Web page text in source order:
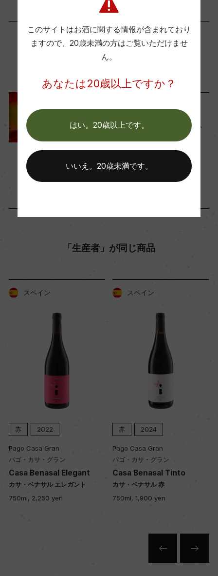
(2021)「ジャンシス・ロビンソン 2024」 17点
Wine Advocate 獲得点
国内ワイン専門誌評価歴
Wine Spectator 得点
醗酵：ステンレスタンク、25%全房醗酵、ステン
レスタンクにてマロラクティック醗酵
L、新樽比率25%)、瓶熟12カ月
年間生産量
6000
樹齢
50年
土壌
粘土質
この商品に関連する記事
『スペインワイン』まるわか
り。歴史と州ごとの特徴
2024年5月14日
ワイン
「生産者」が同じ商品
スペイン
赤 2022
Pago Casa Gran
パゴ・カサ・グラン
Casa Benasal Elegant
カサ・ベナサル エレガント
750ml, 2,250 yen
スペイン
赤 2024
Pago Casa Gran
パゴ・カサ・グラン
Casa Benasal Tinto
カサ・ベナサル 赤
750ml, 1,900 yen
このサイトはお酒に関する情報が含まれており
ますので、 20歳未満の方はご覧いただけませ
ん。
あなたは20歳以上ですか？
はい。20歳以上です。
いいえ。20歳未満です。